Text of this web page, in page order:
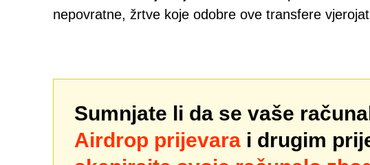
nepovratne, žrtve koje odobre ove transfere
Sumnjate li da se vaše
Airdrop prijevara i drugim